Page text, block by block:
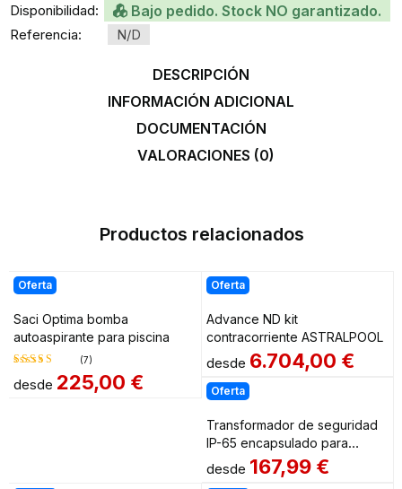
Disponibilidad: Bajo pedido. Stock NO garantizado.
Referencia: N/D
DESCRIPCIÓN
INFORMACIÓN ADICIONAL
DOCUMENTACIÓN
VALORACIONES (0)
Productos relacionados
Oferta
Saci Optima bomba
autoaspirante para piscina
Valorado
(7)
desde 225,00 €
Oferta
Advance ND kit
contracorriente ASTRALPOOL
desde 6.704,00 €
Oferta
Transformador de seguridad
IP-65 encapsulado para
piscina ASTRALPOOL
desde 167,99 €